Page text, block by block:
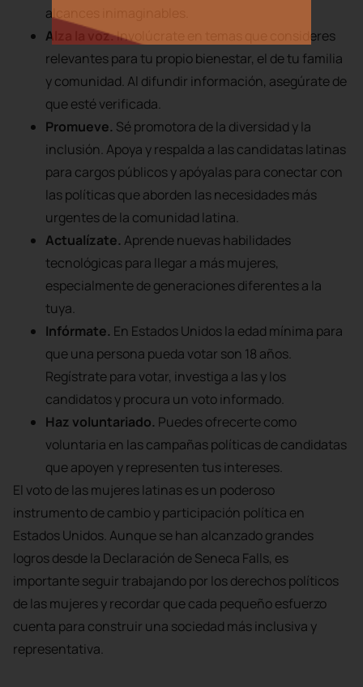
alcances inimaginables.
Alza la voz.Involúcrate en temas que consideres
relevantes para tu propio bienestar, el de tu familia
y comunidad. Al difundir información, asegúrate de
que esté verificada.
Promueve. Sé promotora de la diversidad y la
inclusión. Apoya y respalda a las candidatas latinas
para cargos públicos y apóyalas para conectar con
las políticas que aborden las necesidades más
urgentes de la comunidad latina.
Actualízate. Aprende nuevas habilidades
tecnológicas para llegar a más mujeres,
especialmente de generaciones diferentes a la
tuya.
Infórmate. En Estados Unidos la edad mínima para
que una persona pueda votar son 18 años.
Regístrate para votar, investiga a las y los
candidatos y procura un voto informado.
Haz voluntariado. Puedes ofrecerte como
voluntaria en las campañas políticas de candidatas
que apoyen y representen tus intereses.
El voto de las mujeres latinas es un poderoso
instrumento de cambio y participación política en
Estados Unidos. Aunque se han alcanzado grandes
logros desde la Declaración de Seneca Falls, es
importante seguir trabajando por los derechos políticos
de las mujeres y recordar que cada pequeño esfuerzo
cuenta para construir una sociedad más inclusiva y
representativa.
Suscríbete a nuestro
Newsletter!
Información semanal sobre los temas
que más te interesan.